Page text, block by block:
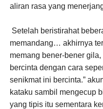
aliran rasa yang
Setelah beristirahat
memandang… akhirnya
memang bener-bener
bercinta dengan cara
senikmat ini bercinta.”
kataku sambil mengecup
yang tipis itu sementara